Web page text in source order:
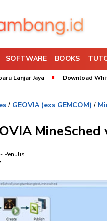
SOFTWARE BOOKS
Jaya Download Whittle
/ GEOVIA (exs GEMCOM) /
- Penulis